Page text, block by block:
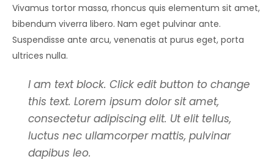
Vivamus tortor massa, rhoncus quis elementum sit amet,
bibendum viverra libero. Nam eget pulvinar ante.
Suspendisse ante arcu, venenatis at purus eget, porta
ultrices nulla.
I am text block. Click edit button to change
this text. Lorem ipsum dolor sit amet,
consectetur adipiscing elit. Ut elit tellus,
luctus nec ullamcorper mattis, pulvinar
dapibus leo.